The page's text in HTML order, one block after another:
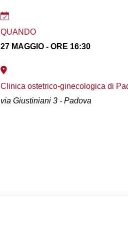
QUANDO
27 MAGGIO - ORE 16:30
Clinica ostetrico-ginecologica di
via Giustiniani 3 - Padova